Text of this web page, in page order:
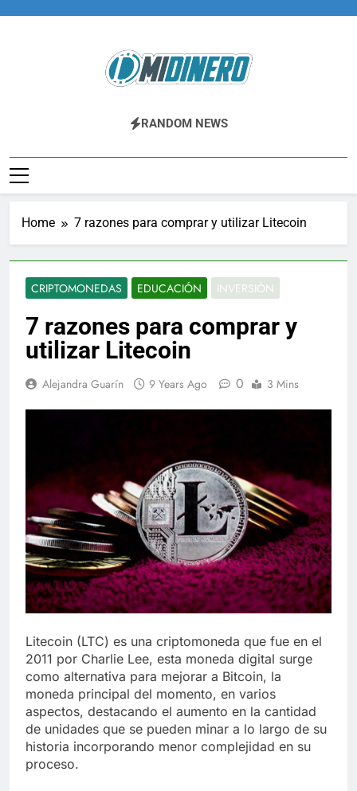
Midinero.co
Fintech, Criptomonedas
RANDOM NEWS
Home 7 razones para comprar y utilizar Litecoin
CRIPTOMONEDAS EDUCACIÓN INVERSIÓN
7 razones para comprar y
utilizar Litecoin
Alejandra Guarín 9 Years Ago 0 3 Mins
Litecoin (LTC) es una criptomoneda que fue en el
2011 por Charlie Lee, esta moneda digital surge
como alternativa para mejorar a Bitcoin, la
moneda principal del momento, en varios
aspectos, destacando el aumento en la cantidad
de unidades que se pueden minar a lo largo de su
historia incorporando menor complejidad en su
proceso.